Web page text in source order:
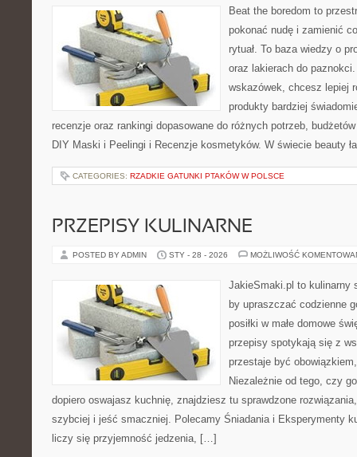
Beat the boredom to
pokonać nudę i zamienić
rytuał. To baza wiedzy o
oraz lakierach do
wskazówek, chcesz lepiej
produkty bardziej
recenzje oraz rankingi dopasowane do różnych potrzeb,
DIY Maski i Peelingi i Recenzje kosmetyków. W świecie beauty
CATEGORIES: RZADKIE GATUNKI PTAKÓW W POLSCE
PRZEPISY KULINARNE
POSTED BY ADMIN STY - 28 - 2026 MOŻLIWOŚĆ
JakieSmaki.pl to kulinarny
by upraszczać codzienne
posiłki w małe domowe
przepisy spotykają się z
przestaje być
Niezależnie od tego, czy
dopiero oswajasz kuchnię, znajdziesz tu sprawdzone
szybciej i jeść smaczniej. Polecamy Śniadania i Eksperymenty
liczy się przyjemność jedzenia, […]